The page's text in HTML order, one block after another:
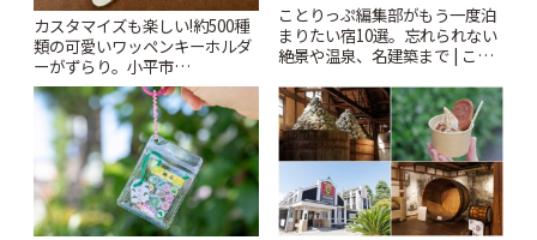
カスタマイズも楽しい!約500種
類の可愛いワッペンキーホルダ
ーがずらり。小平市
「Kimamaya T&K」 | ことりっ
ぷ
ことりっぷ編集部がもう一度泊
まりたい宿10選。忘れられない
絶景や温泉、名建築まで | こと